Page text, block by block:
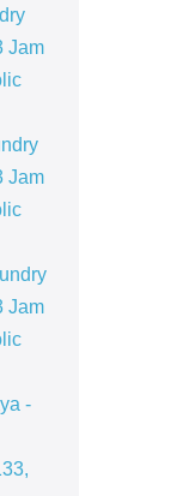
Jam
Jam
Jam
-